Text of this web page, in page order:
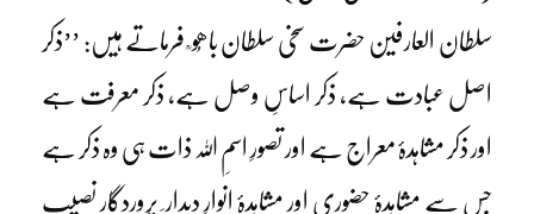
سلطان العارفین حضرت سخی سلطان باھُو ؒ فرماتے ہیں: ’’ذکر
اصل عبادت ہے، ذکر اساسِ وصل ہے، ذکر معرفت ہے
اور ذکر مشاہدۂ معراج ہے اور تصورِ اسمِ اللہ ذات ہی وہ ذکر ہے
جس سے مشاہدۂ حضوری اور مشاہدۂ انوارِ دیدار ِ پروردگار نصیب